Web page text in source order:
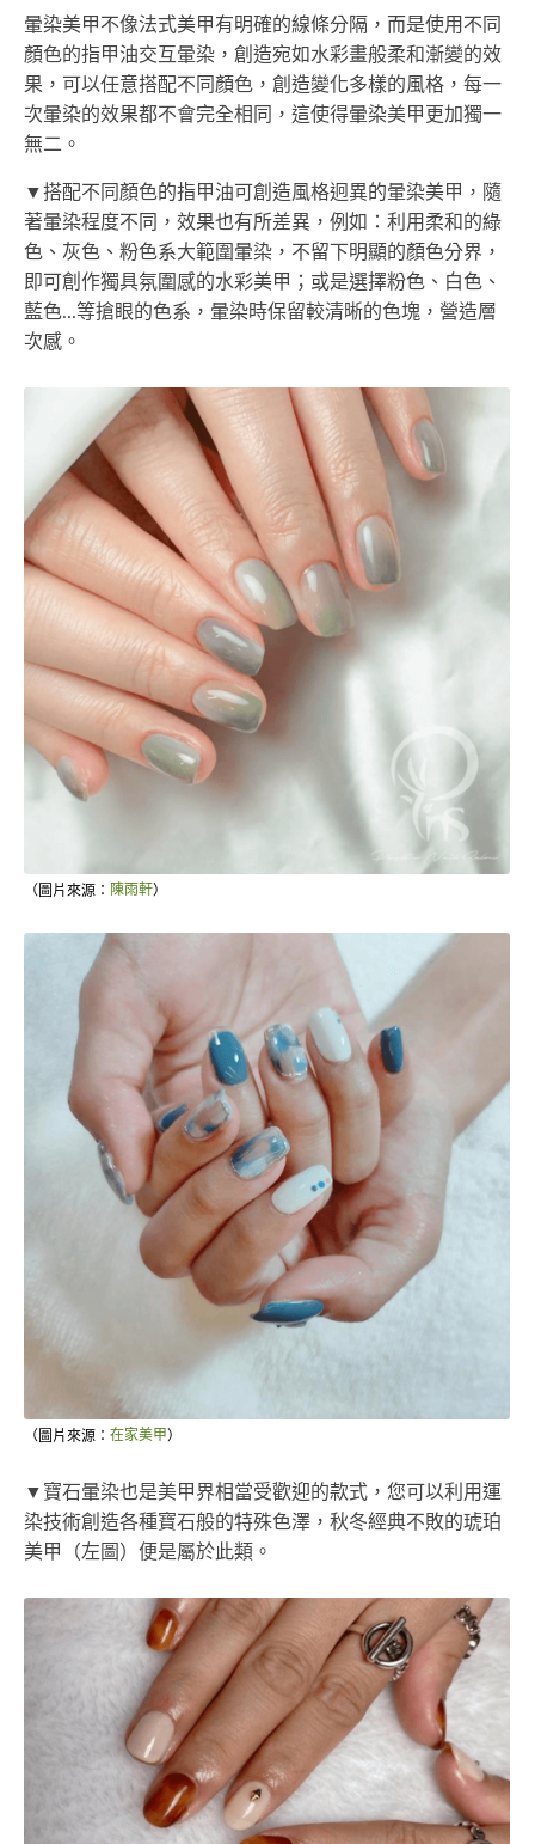
暈染美甲不像法式美甲有明確的線條分隔，而是使用不同
顏色的指甲油交互暈染，創造宛如水彩畫般柔和漸變的效
果，可以任意搭配不同顏色，創造變化多樣的風格，每一
次暈染的效果都不會完全相同，這使得暈染美甲更加獨一
無二。
▼搭配不同顏色的指甲油可創造風格迥異的暈染美甲，隨
著暈染程度不同，效果也有所差異，例如：利用柔和的綠
色、灰色、粉色系大範圍暈染，不留下明顯的顏色分界，
即可創作獨具氛圍感的水彩美甲；或是選擇粉色、白色、
藍色...等搶眼的色系，暈染時保留較清晰的色塊，營造層
次感。
（圖片來源： 陳雨軒）
（圖片來源： 在家美甲）
▼寶石暈染也是美甲界相當受歡迎的款式，您可以利用運
染技術創造各種寶石般的特殊色澤，秋冬經典不敗的琥珀
美甲（左圖）便是屬於此類。